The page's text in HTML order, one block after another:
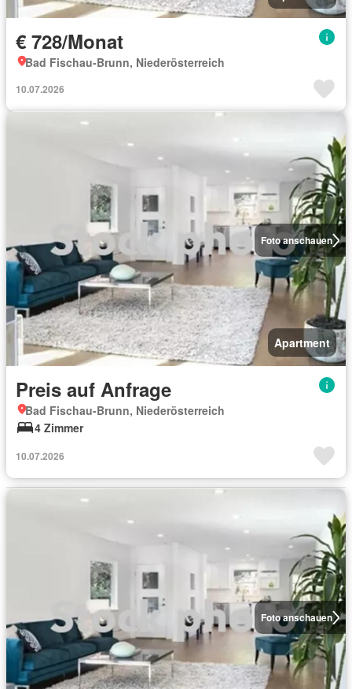
€ 728/Monat
Bad Fischau-Brunn, Niederösterreich
10.07.2026
Foto anschauen
Apartment
Preis auf Anfrage
Bad Fischau-Brunn, Niederösterreich
4 Zimmer
10.07.2026
Foto anschauen